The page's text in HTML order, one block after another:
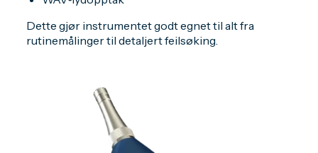
Dette gjør instrumentet godt egnet til alt fra
rutinemålinger til detaljert feilsøking.